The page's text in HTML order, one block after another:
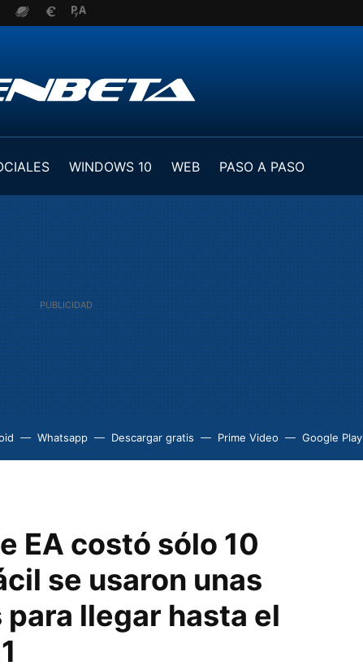
WINDOWS 10 WEB
PASO A PASO
Whatsapp Descargar gratis Prime Video Google Play
EA costó sólo 10
se usaron unas
llegar hasta el